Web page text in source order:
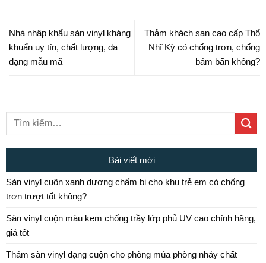
Nhà nhập khẩu sàn vinyl kháng
khuẩn uy tín, chất lượng, đa
dạng mẫu mã
Thảm khách sạn cao cấp Thổ
Nhĩ Kỳ có chống trơn, chống
bám bẩn không?
Bài viết mới
Sàn vinyl cuộn xanh dương chấm bi cho khu trẻ em có chống
trơn trượt tốt không?
Sàn vinyl cuộn màu kem chống trầy lớp phủ UV cao chính hãng,
giá tốt
Thảm sàn vinyl dạng cuộn cho phòng múa phòng nhảy chất